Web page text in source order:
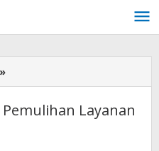
»
Langsa
Pemulihan
Layanan